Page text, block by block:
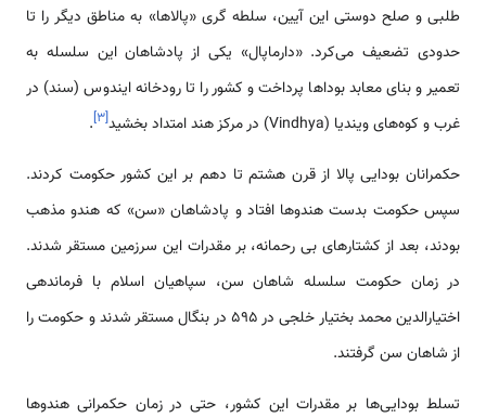
طلبی و صلح دوستی این آیین، سلطه گری «پالاها» به مناطق دیگر را تا
حدودی تضعیف می‌کرد. «دارماپال» یکی از پادشاهان این سلسله به
تعمیر و بنای معابد بوداها پرداخت و کشور را تا رودخانه ایندوس (سند) در
غرب و کوه‌های ویندیا (Vindhya) در مرکز هند امتداد بخشید
[۳]
.
حکمرانان بودایی پالا از قرن هشتم تا دهم بر این کشور حکومت کردند.
سپس حکومت بدست هندوها افتاد و پادشاهان «سن» که هندو مذهب
بودند، بعد از کشتارهای بی رحمانه، بر مقدرات این سرزمین مستقر شدند.
در زمان حکومت سلسله شاهان سن، سپاهیان اسلام با فرماندهی
اختیارالدین محمد بختیار خلجی در 595 در بنگال مستقر شدند و حکومت را
از شاهان سن گرفتند.
تسلط بودایی‌ها بر مقدرات این کشور، حتی در زمان حکمرانی هندوها